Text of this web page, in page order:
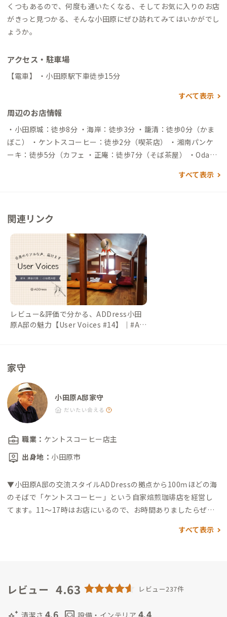
くつもあるので、何度も通いたくなる、そしてお気に入りのお店
がきっと見つかる、そんな小田原にぜひ訪れてみてはいかがでし
ょうか。
アクセス・駐車場
【電車】 ・小田原駅下車徒歩15分
すべて表示
周辺のお店情報
・小田原城：徒歩8分 ・海岸：徒歩3分 ・籠清：徒歩0分（かま
ぼこ） ・ケントスコーヒー：徒歩2分（喫茶店） ・湘南パンケ
ーキ：徒歩5分（カフェ ・正庵：徒歩7分（そば茶屋） ・Odaky
すべて表示
関連リンク
レビュー&評価で分かる、ADDress小田
原A邸の魅力【User Voices #14】｜#AD
家守
小田原A邸家守
だいたい会える
職業： ケントスコーヒー店主
出身地： 小田原市
▼小田原A邸の交流スタイルADDressの拠点から100ｍほどの海
のそばで「ケントスコーヒー」という自家焙煎珈琲店を経営し
てます。11～17時はお店にいるので、お時間ありましたらぜひ
きガイドもしています。拠点を中心に周辺の商店やADDressの
人の別邸がたくさん建てられました。また、江戸時代には城下
た。そんな立地に小田原A邸はあります。拠点から海岸までは約
すべて表示
レビュー 4.63 レビュー237件
4.6 4.4